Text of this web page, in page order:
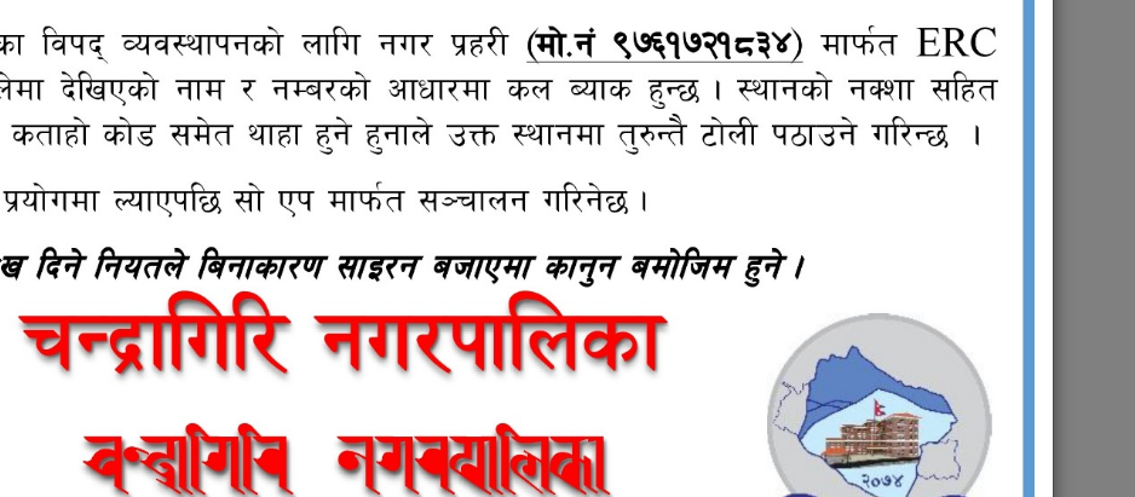
चन्द्रागिरी नगरपालिकाबाट कालोपत्रेको मोटाई
चन्द्रागिरि नगरपालिकाको अर्थ सम्बन्धी
सार्वजनिक खरीद / बोलपत्र
सूचना